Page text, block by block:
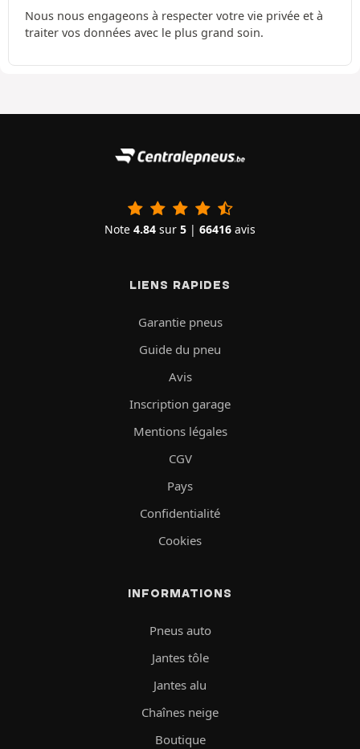
Nous nous engageons à respecter votre vie privée et à
traiter vos données avec le plus grand soin.
Note 4.84 sur 5 | 66416 avis
LIENS RAPIDES
Garantie pneus
Guide du pneu
Avis
Inscription garage
Mentions légales
CGV
Pays
Confidentialité
Cookies
INFORMATIONS
Pneus auto
Jantes tôle
Jantes alu
Chaînes neige
Boutique